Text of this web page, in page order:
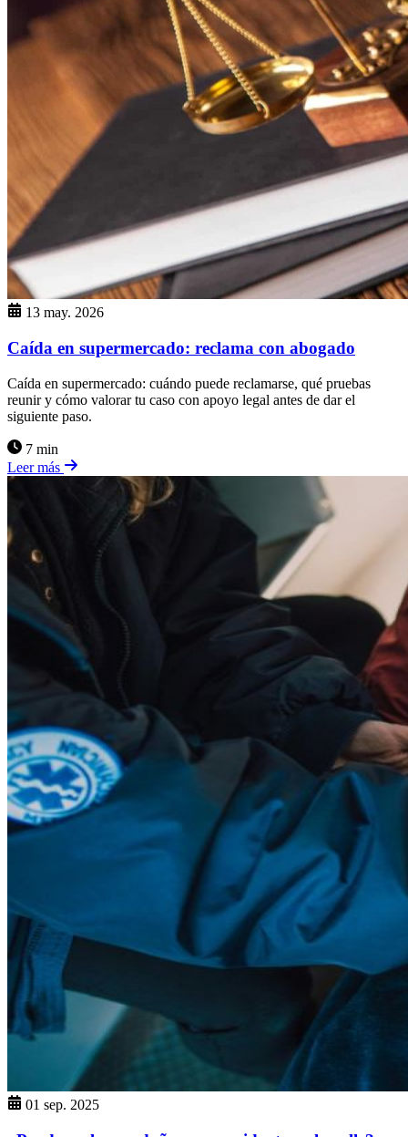
13 may. 2026
Caída en supermercado: reclama con abogado
Caída en supermercado: cuándo puede reclamarse, qué pruebas
reunir y cómo valorar tu caso con apoyo legal antes de dar el
siguiente paso.
7 min
Leer más
01 sep. 2025